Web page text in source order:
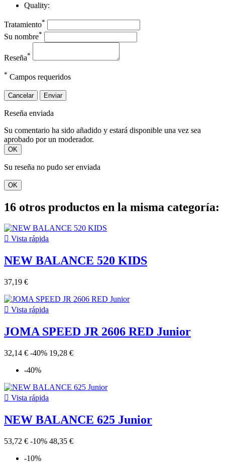
Quality:
Tratamiento*
Su nombre*
Reseña*
* Campos requeridos
Cancelar Enviar
Reseña enviada
Su comentario ha sido añadido y estará disponible una vez sea
aprobado por un moderador.
OK
Su reseña no pudo ser enviada
OK
16 otros productos en la misma categoría:
 Vista rápida
NEW BALANCE 520 KIDS
37,19 €
 Vista rápida
JOMA SPEED JR 2606 RED Junior
32,14 € -40% 19,28 €
-40%
 Vista rápida
NEW BALANCE 625 Junior
53,72 € -10% 48,35 €
-10%